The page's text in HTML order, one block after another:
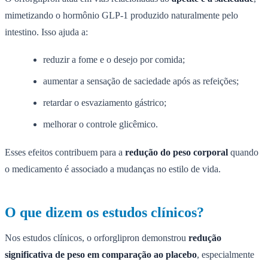
mimetizando o hormônio GLP-1 produzido naturalmente pelo
intestino. Isso ajuda a:
reduzir a fome e o desejo por comida;
aumentar a sensação de saciedade após as refeições;
retardar o esvaziamento gástrico;
melhorar o controle glicêmico.
Esses efeitos contribuem para a redução do peso corporal quando
o medicamento é associado a mudanças no estilo de vida.
O que dizem os estudos clínicos?
Nos estudos clínicos, o orforglipron demonstrou redução
significativa de peso em comparação ao placebo, especialmente